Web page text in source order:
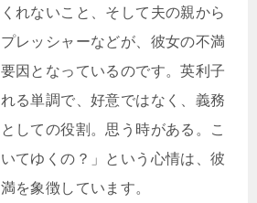
れないこと、そして夫の親から
レッシャーなどが、彼女の不満
因となっているのです。英利子
る単調で、好意ではなく、義務
しての役割。思う時がある。こ
てゆくの？」という心情は、彼
を象徴しています。